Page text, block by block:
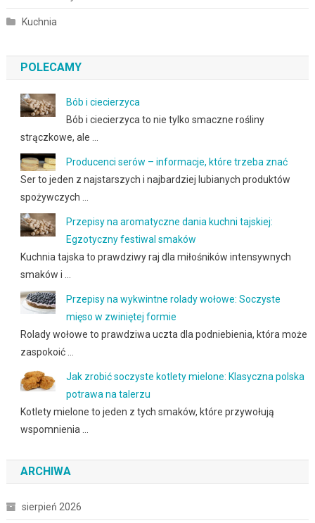
Kuchnia
POLECAMY
Bób i ciecierzyca
Bób i ciecierzyca to nie tylko smaczne rośliny
strączkowe, ale …
Producenci serów – informacje, które trzeba znać
Ser to jeden z najstarszych i najbardziej lubianych produktów
spożywczych …
Przepisy na aromatyczne dania kuchni tajskiej:
Egzotyczny festiwal smaków
Kuchnia tajska to prawdziwy raj dla miłośników intensywnych
smaków i …
Przepisy na wykwintne rolady wołowe: Soczyste
mięso w zwiniętej formie
Rolady wołowe to prawdziwa uczta dla podniebienia, która może
zaspokoić …
Jak zrobić soczyste kotlety mielone: Klasyczna polska
potrawa na talerzu
Kotlety mielone to jeden z tych smaków, które przywołują
wspomnienia …
ARCHIWA
sierpień 2026